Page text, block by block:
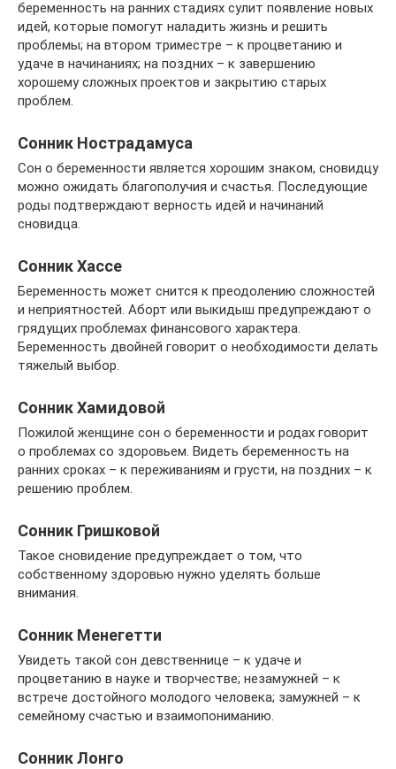
беременность на ранних стадиях сулит появление новых
идей, которые помогут наладить жизнь и решить
проблемы; на втором триместре – к процветанию и
удаче в начинаниях; на поздних – к завершению
хорошему сложных проектов и закрытию старых
проблем.
Сонник Нострадамуса
Сон о беременности является хорошим знаком, сновидцу
можно ожидать благополучия и счастья. Последующие
роды подтверждают верность идей и начинаний
сновидца.
Сонник Хассе
Беременность может снится к преодолению сложностей
и неприятностей. Аборт или выкидыш предупреждают о
грядущих проблемах финансового характера.
Беременность двойней говорит о необходимости делать
тяжелый выбор.
Сонник Хамидовой
Пожилой женщине сон о беременности и родах говорит
о проблемах со здоровьем. Видеть беременность на
ранних сроках – к переживаниям и грусти, на поздних – к
решению проблем.
Сонник Гришковой
Такое сновидение предупреждает о том, что
собственному здоровью нужно уделять больше
внимания.
Сонник Менегетти
Увидеть такой сон девственнице – к удаче и
процветанию в науке и творчестве; незамужней – к
встрече достойного молодого человека; замужней – к
семейному счастью и взаимопониманию.
Сонник Лонго